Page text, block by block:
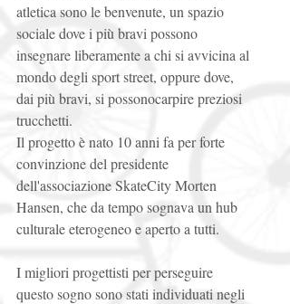
atletica sono le benvenute, un spazio
sociale dove i più bravi possono
insegnare liberamente a chi si avvicina al
mondo degli sport street, oppure dove,
dai più bravi, si possonocarpire preziosi
trucchetti.
Il progetto è nato 10 anni fa per forte
convinzione del presidente
dell'associazione SkateCity Morten
Hansen, che da tempo sognava un hub
culturale eterogeneo e aperto a tutti.
I migliori progettisti per perseguire
questo sogno sono stati individuati negli